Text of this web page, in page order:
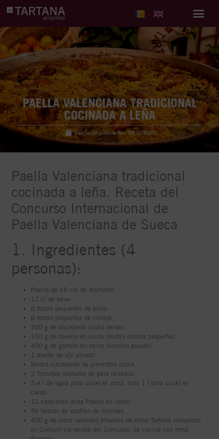
PAELLA VALENCIANA TRADICIONAL
COCINADA A LEÑA
Fecha de publicación: 03/12/2020
Paella Valenciana tradicional
cocinada a leña. Receta del
Concurso Internacional de
Paella Valenciana de Sueca
1. Ingredientes (4
personas):
Paella de 55 cm de diámetro.
12 cl de aove.
8 trozos pequeños de pollo.
8 trozos pequeños de conejo.
300 g de bajoqueta (judía verde).
150 g de tavella en vaina (alubia blanca pequeña).
400 g de garrofó en vaina (alubión pisado).
1 diente de ajo picado.
Media cucharada de pimentón dulce.
2 Tomates maduros de pera rallados.
3,4 l de agua para cocer el arroz, más 1 l para cocer el
caldo.
12 caracoles (esta Paella no lleva).
36 hebras de azafrán de molidas..
400 g de arroz variedad Albufera de Arroz Tartana comprado
en Consum (la receta del Concurso, se cocina con arroz